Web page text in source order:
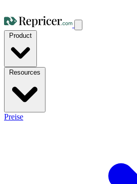
Preise